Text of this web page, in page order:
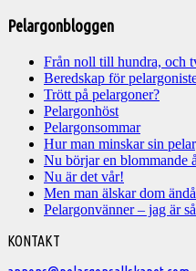
Pelargonbloggen
Från noll till hundra, och
Beredskap för
Trött på pelargoner?
Pelargonhöst
Pelargonsommar
Hur man minskar sin
Nu börjar en blommande
Nu är det vår!
Men man älskar dom
Pelargonvänner – jag är
Välkommen
KONTAKT